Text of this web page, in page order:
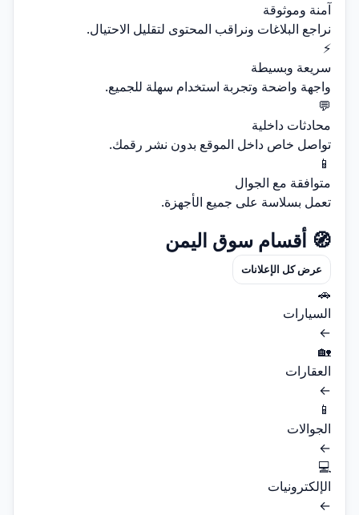
آمنة وموثوقة
نراجع البلاغات ونراقب المحتوى لتقليل الاحتيال.
⚡
سريعة وبسيطة
واجهة واضحة وتجربة استخدام سهلة للجميع.
💬
محادثات داخلية
تواصل خاص داخل الموقع بدون نشر رقمك.
📱
متوافقة مع الجوال
تعمل بسلاسة على جميع الأجهزة.
🧭 أقسام سوق اليمن
عرض كل الإعلانات
🚗
السيارات
←
🏡
العقارات
←
📱
الجوالات
←
💻
الإلكترونيات
←